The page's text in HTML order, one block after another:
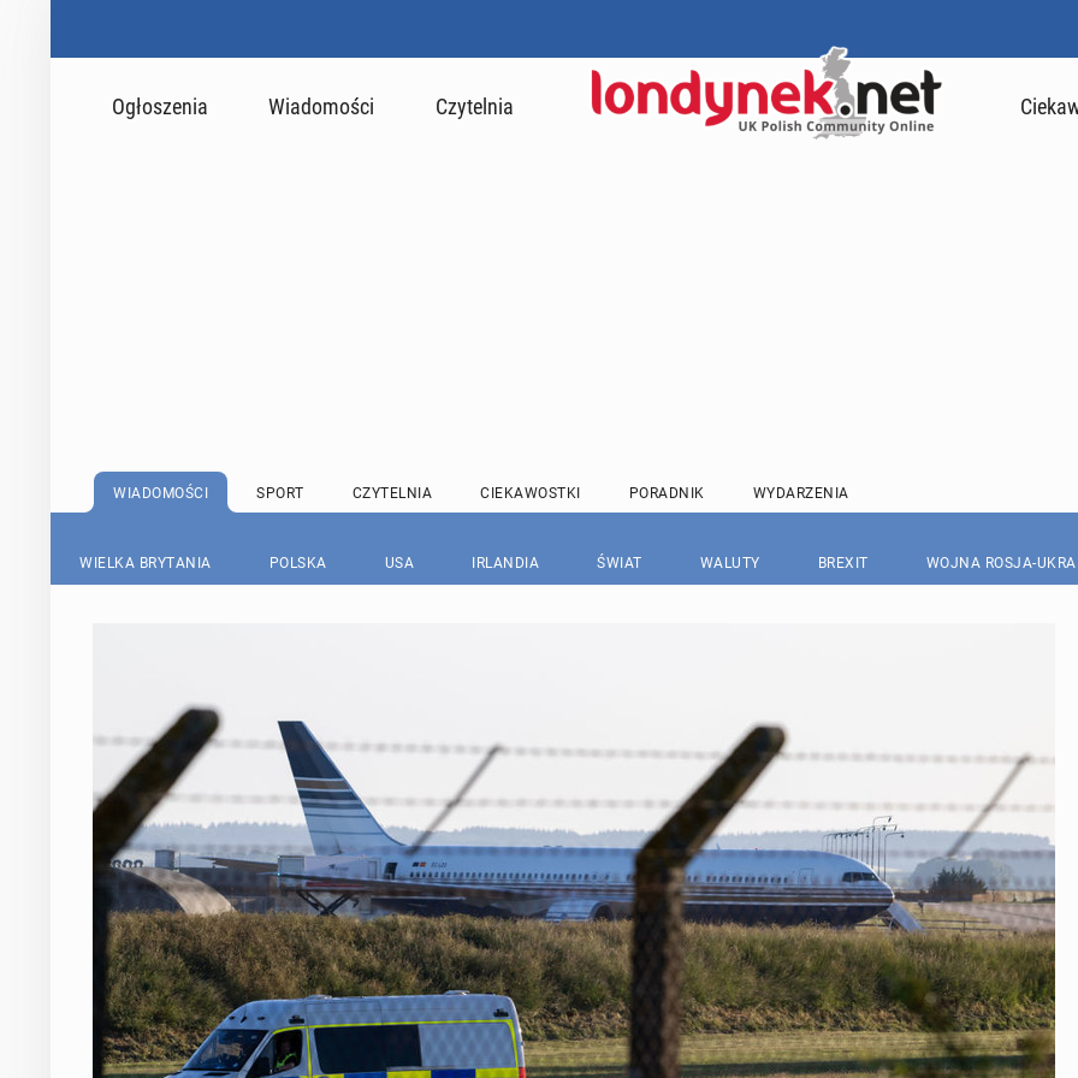
Ogłoszenia Wiadomości Czytelnia
WIADOMOŚCI SPORT CZYTELNIA CIEKAWOSTKI PORADNIK WYDARZENIA
WIELKA BRYTANIA POLSKA USA IRLANDIA ŚWIAT WALUTY BREXIT WOJNA ROSJA-